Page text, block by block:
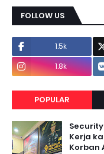
FOLLOW US
1.5k
1.8k
POPULAR
Kerja
Korban